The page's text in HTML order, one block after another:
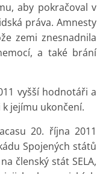
aby pokračoval v
práva. Amnesty
zemi znesnadnila
a také brání
vyšší hodnotáři a
jejímu ukončení.
20. října 2011
Spojených států
členský stát SELA,